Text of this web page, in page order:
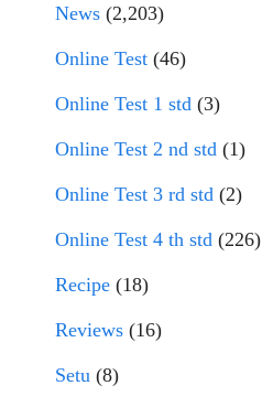
News (2,203)
Online Test (46)
Online Test 1 std (3)
Online Test 2 nd std (1)
Online Test 3 rd std (2)
Online Test 4 th std (226)
Recipe (18)
Reviews (16)
Setu (8)